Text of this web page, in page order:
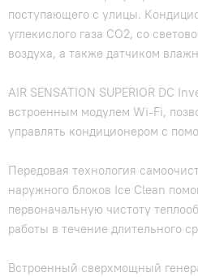
поступающего с улицы.
углекислого газа CO2, со
воздуха, а также датчиком
AIR SENSATION SUPERIOR DC
встроенным модулем Wi-Fi,
управлять кондиционером с
Передовая технология
наружного блоков Ice Clean
первоначальную чистоту
работы в течение длительного
Встроенный сверхмощный